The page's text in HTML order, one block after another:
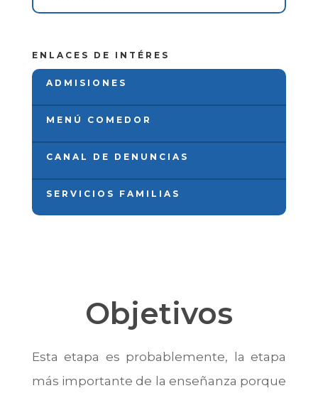
ENLACES DE INTÉRES
ADMISIONES
MENÚ COMEDOR
CANAL DE DENUNCIAS
SERVICIOS FAMILIAS
Objetivos
Esta etapa es probablemente, la etapa
más importante de la enseñanza porque